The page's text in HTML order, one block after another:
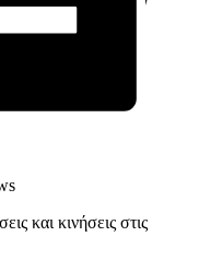
και κινήσεις στις